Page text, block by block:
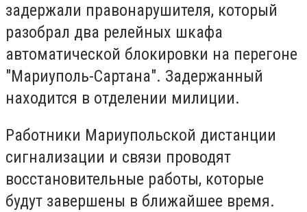
задержали правонарушителя, который
разобрал два релейных шкафа
автоматической блокировки на перегоне
"Мариуполь-Сартана". Задержанный
находится в отделении милиции.
Работники Мариупольской дистанции
сигнализации и связи проводят
восстановительные работы, которые
будут завершены в ближайшее время.